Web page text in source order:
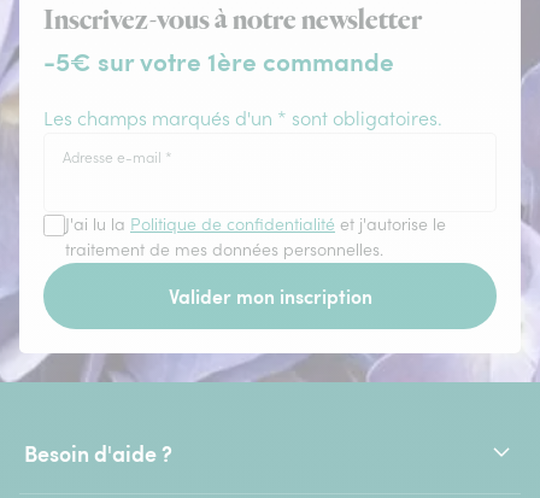
Inscrivez-vous à notre newsletter
-5€ sur votre 1ère commande
Les champs marqués d'un * sont obligatoires.
Adresse e-mail *
J'ai lu la Politique de confidentialité et j'autorise le
traitement de mes données personnelles.
Valider mon inscription
Besoin d'aide ?